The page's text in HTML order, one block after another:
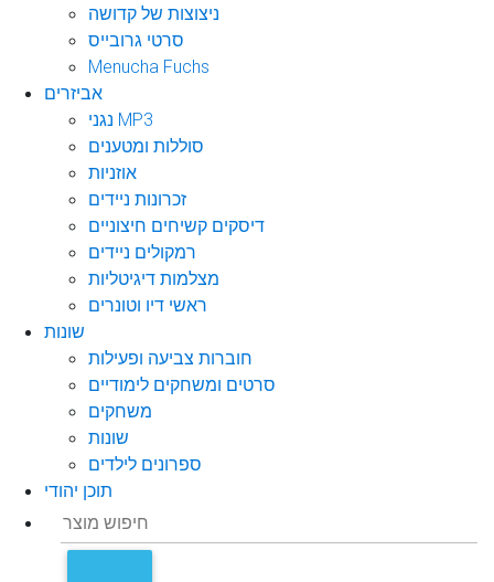
ניצוצות של קדושה
סרטי גרובייס
Menucha Fuchs
אביזרים
נגני MP3
סוללות ומטענים
אוזניות
זכרונות ניידים
דיסקים קשיחים חיצוניים
רמקולים ניידים
מצלמות דיגיטליות
ראשי דיו וטונרים
שונות
חוברות צביעה ופעילות
סרטים ומשחקים לימודיים
משחקים
שונות
ספרונים לילדים
תוכן יהודי